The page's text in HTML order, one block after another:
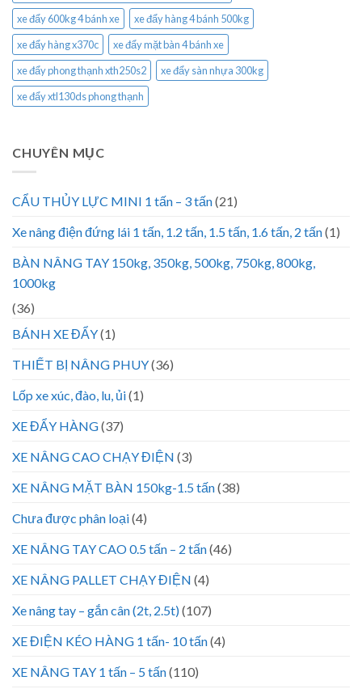
xe đẩy 600kg 4 bánh xe
xe đẩy hàng 4 bánh 500kg
xe đẩy hàng x370c
xe đẩy mặt bàn 4 bánh xe
xe đẩy phong thạnh xth250s2
xe đẩy sàn nhựa 300kg
xe đẩy xtl130ds phong thạnh
CHUYÊN MỤC
CẨU THỦY LỰC MINI 1 tấn – 3 tấn(21)
Xe nâng điện đứng lái 1 tấn, 1.2 tấn, 1.5 tấn, 1.6 tấn, 2 tấn(1)
BÀN NÂNG TAY 150kg, 350kg, 500kg, 750kg, 800kg,
1000kg
(36)
BÁNH XE ĐẨY(1)
THIẾT BỊ NÂNG PHUY(36)
Lốp xe xúc, đào, lu, ủi(1)
XE ĐẨY HÀNG(37)
XE NÂNG CAO CHẠY ĐIỆN (3)
XE NÂNG MẶT BÀN 150kg-1.5 tấn(38)
Chưa được phân loại(4)
XE NÂNG TAY CAO 0.5 tấn – 2 tấn(46)
XE NÂNG PALLET CHẠY ĐIỆN (4)
Xe nâng tay – gắn cân (2t, 2.5t)(107)
XE ĐIỆN KÉO HÀNG 1 tấn- 10 tấn(4)
XE NÂNG TAY 1 tấn – 5 tấn(110)